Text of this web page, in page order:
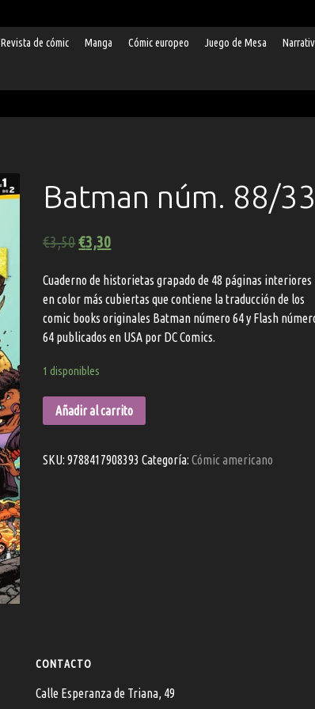
Revista de cómic Manga Cómic europeo Juego de Mesa
Batman núm. 88/33
€3,50€3,30
Cuaderno de historietas grapado de 48 páginas interiores
en color más cubiertas que contiene la traducción de los
comic books originales Batman número 64 y Flash
64 publicados en USA por DC Comics.
1 disponibles
Añadir al carrito
SKU:9788417908393 Categoría:Cómic americano
CONTACTO
Calle Esperanza de Triana, 49